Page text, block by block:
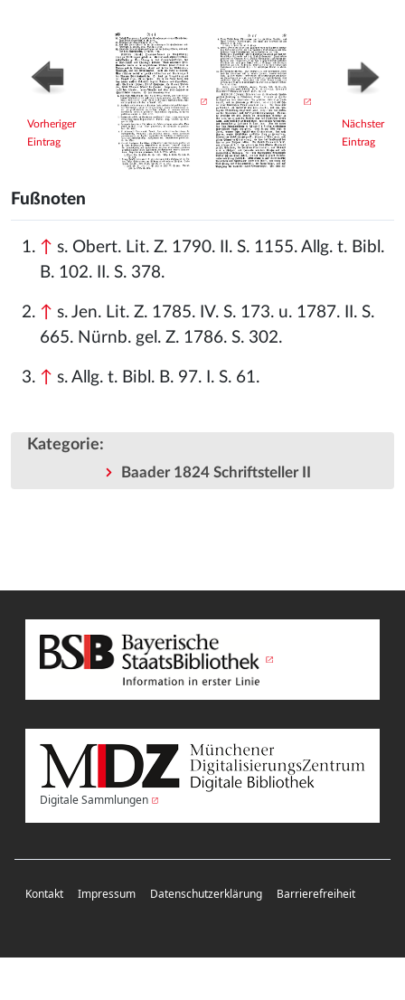
Vorheriger
Eintrag
Nächster
Eintrag
Fußnoten
↑ s. Obert. Lit. Z. 1790. II. S. 1155. Allg. t. Bibl.
B. 102. II. S. 378.
↑ s. Jen. Lit. Z. 1785. IV. S. 173. u. 1787. II. S.
665. Nürnb. gel. Z. 1786. S. 302.
↑ s. Allg. t. Bibl. B. 97. I. S. 61.
Kategorie:
Baader 1824 Schriftsteller II
Digitale Sammlungen
Kontakt Impressum Datenschutzerklärung Barrierefreiheit